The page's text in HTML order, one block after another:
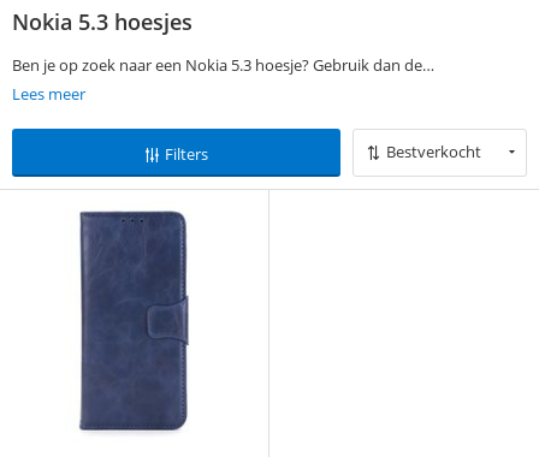
Nokia 5.3 hoesjes
Ben je op zoek naar een Nokia 5.3 hoesje? Gebruik dan de
filtermogelijkheden aan de linkerkant van deze pagina om jouw
voor 13:00 en ontvang jouw Nokia 5.3 hoesje de volgende dag al, zonder
verzendkosten.
Lees meer
Filters Bestverkocht